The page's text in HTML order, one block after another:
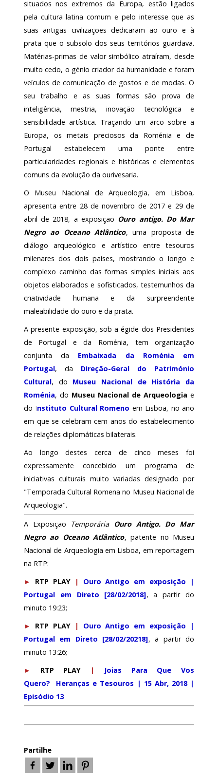
situados nos extremos da Europa, estão ligados
pela cultura latina comum e pelo interesse que as
suas antigas civilizações dedicaram ao ouro e à
prata que o subsolo dos seus territórios guardava.
Matérias-primas de valor simbólico atraíram, desde
muito cedo, o génio criador da humanidade e foram
veículos de comunicação de gostos e de modas. O
seu trabalho e as suas formas são prova de
inteligência, mestria, inovação tecnológica e
sensibilidade artística. Traçando um arco sobre a
Europa, os metais preciosos da Roménia e de
Portugal estabelecem uma ponte entre
particularidades regionais e históricas e elementos
comuns da evolução da ourivesaria.
O Museu Nacional de Arqueologia, em Lisboa,
apresenta entre 28 de novembro de 2017 e 29 de
abril de 2018, a exposição Ouro antigo. Do Mar
Negro ao Oceano Atlântico, uma proposta de
diálogo arqueológico e artístico entre tesouros
milenares dos dois países, mostrando o longo e
complexo caminho das formas simples iniciais aos
objetos elaborados e sofisticados, testemunhos da
criatividade humana e da surpreendente
maleabilidade do ouro e da prata.
A presente exposição, sob a égide dos Presidentes
de Portugal e da Roménia, tem organização
conjunta da Embaixada da Roménia em
Portugal, da Direção-Geral do Património
Cultural, do Museu Nacional de História da
Roménia, do Museu Nacional de Arqueologia e
do Instituto Cultural Romeno em Lisboa, no ano
em que se celebram cem anos do estabelecimento
de relações diplomáticas bilaterais.
Ao longo destes cerca de cinco meses foi
expressamente concebido um programa de
iniciativas culturais muito variadas designado por
"Temporada Cultural Romena no Museu Nacional de
Arqueologia".
A Exposição Temporária Ouro Antigo. Do Mar
Negro ao Oceano Atlântico, patente no Museu
Nacional de Arqueologia em Lisboa, em reportagem
na RTP:
►
RTP PLAY |
Ouro Antigo em exposição |
Portugal em Direto [28/02/2018], a partir do
minuto 19:23;
►
RTP PLAY |
Ouro Antigo em exposição |
Portugal em Direto [28/02/20218], a partir do
minuto 13:26;
►
RTP PLAY |
Joias Para Que Vos
Quero? Heranças e Tesouros | 15 Abr, 2018 |
Episódio 13
Partilhe